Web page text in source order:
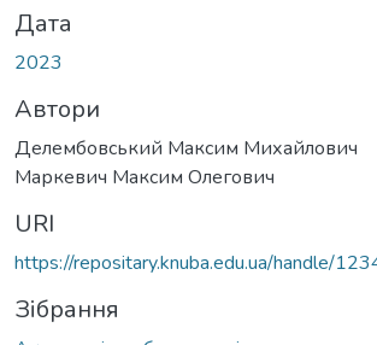
Дата
2023
Автори
Делембовський Максим Михайлович
Маркевич Максим Олегович
URI
https://repositary.knuba.edu.ua/handle/
Зібрання